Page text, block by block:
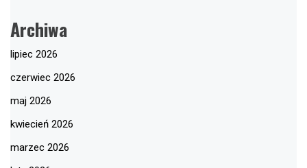
Archiwa
lipiec 2026
czerwiec 2026
maj 2026
kwiecień 2026
marzec 2026